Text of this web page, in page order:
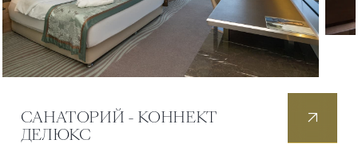
ТЕЛЕФОН ДЛЯ СВЯЗИ
8 800 500 13 28
САНАТОРИЙ - КОННЕКТ
ДЕЛЮКС